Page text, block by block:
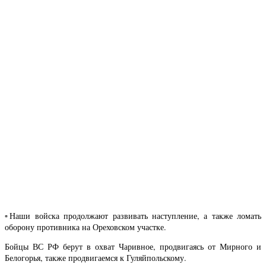
▫️Наши войска продолжают развивать наступление, а также ломать
оборону противника на Ореховском участке.
Бойцы ВС РФ берут в охват Чаривное, продвигаясь от Мирного и
Белогорья, также продвигаемся к Гуляйпольскому.